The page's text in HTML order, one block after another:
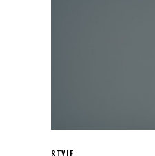
STYLE